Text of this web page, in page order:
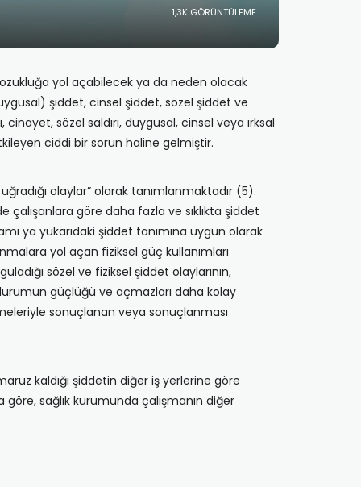
1,3K GÖRÜNTÜLEME
yol açabilecek ya da neden olacak
şiddet, cinsel şiddet, sözel şiddet ve
sözel saldırı, duygusal, cinsel veya ırksal
ciddi bir sorun haline gelmiştir.
olaylar” olarak tanımlanmaktadır (5).
çalışanlara göre daha fazla ve sıklıkta şiddet
ya yukarıdaki şiddet tanımına uygun olarak
yol açan fiziksel güç kullanımları
sözel ve fiziksel şiddet olaylarının,
durumun güçlüğü ve açmazları daha kolay
sonuçlanan veya sonuçlanması
kaldığı şiddetin diğer iş yerlerine göre
sağlık kurumunda çalışmanın diğer